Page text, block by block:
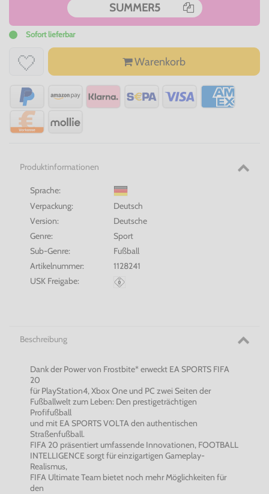
SUMMER5
Sofort lieferbar
Warenkorb
Produktinformationen
Sprache:
Verpackung:
Deutsch
Version:
Deutsche
Genre:
Sport
Sub-Genre:
Fußball
Artikelnummer:
1128241
USK Freigabe:
Beschreibung
Dank der Power von Frostbite* erweckt EA SPORTS FIFA
20
für PlayStation4, Xbox One und PC zwei Seiten der
Fußballwelt zum Leben: Den prestigeträchtigen
Profifußball
und mit EA SPORTS VOLTA den authentischen
Straßenfußball.
FIFA 20 präsentiert umfassende Innovationen, FOOTBALL
INTELLIGENCE sorgt für einzigartigen Gameplay-
Realismus,
FIFA Ultimate Team bietet noch mehr Möglichkeiten für
den